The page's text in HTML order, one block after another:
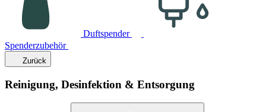
Duftspender
Spenderzubehör
Zurück
Reinigung, Desinfektion & Entsorgung